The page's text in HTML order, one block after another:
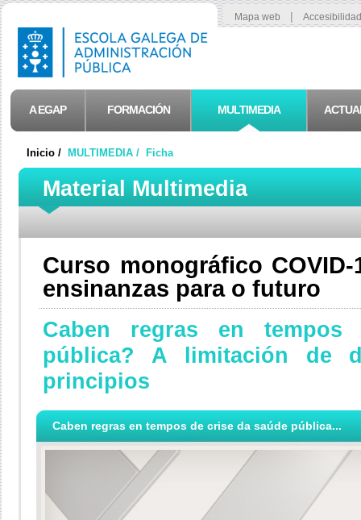
Mapa web |
A EGAP FORMACIÓN MULTIMEDIA
Inicio / MULTIMEDIA / Ficha
Material Multimedia
Curso monográfico
ensinanzas para o futuro
Caben regras en
pública? A limitación de
principios
Caben regras en tempos de crise da saúde pública...